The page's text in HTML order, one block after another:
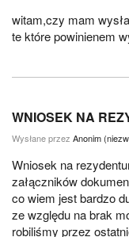
witam,czy mam
te które powinienem
WNIOSEK NA
Wysłane przez Anonim
Wniosek na
załączników
co wiem jest bardzo
ze względu na brak
robiliśmy przez